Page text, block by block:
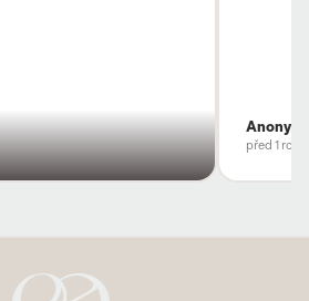
Anonym
před 1